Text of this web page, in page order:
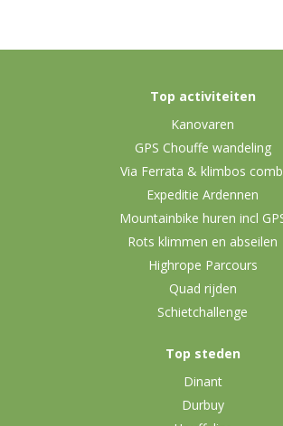
Top activiteiten
Kanovaren
GPS Chouffe wandeling
Via Ferrata & klimbos
Expeditie Ardennen
Mountainbike huren incl
Rots klimmen en abseilen
Highrope Parcours
Quad rijden
Schietchallenge
Top steden
Dinant
Durbuy